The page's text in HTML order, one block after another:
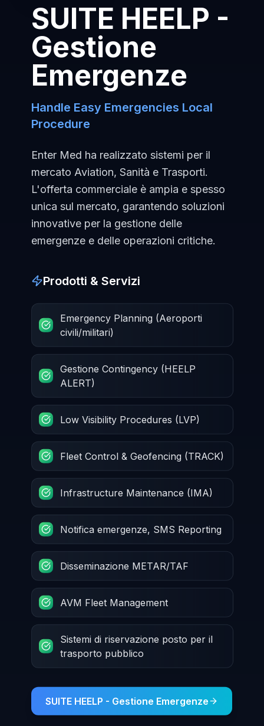
SUITE HEELP -
Gestione
Emergenze
Handle Easy Emergencies Local
Procedure
Enter Med ha realizzato sistemi per il
mercato Aviation, Sanità e Trasporti.
L'offerta commerciale è ampia e spesso
unica sul mercato, garantendo soluzioni
innovative per la gestione delle
emergenze e delle operazioni critiche.
Prodotti & Servizi
Emergency Planning (Aeroporti
civili/militari)
Gestione Contingency (HEELP
ALERT)
Low Visibility Procedures (LVP)
Fleet Control & Geofencing (TRACK)
Infrastructure Maintenance (IMA)
Notifica emergenze, SMS Reporting
Disseminazione METAR/TAF
AVM Fleet Management
Sistemi di riservazione posto per il
trasporto pubblico
SUITE HEELP - Gestione Emergenze